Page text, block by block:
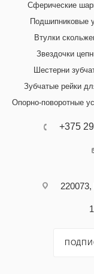
Сферические
Подшипниковые
Втулки
Звездочки
Шестерни
Зубчатые рейки
Опорно-поворотные
+375